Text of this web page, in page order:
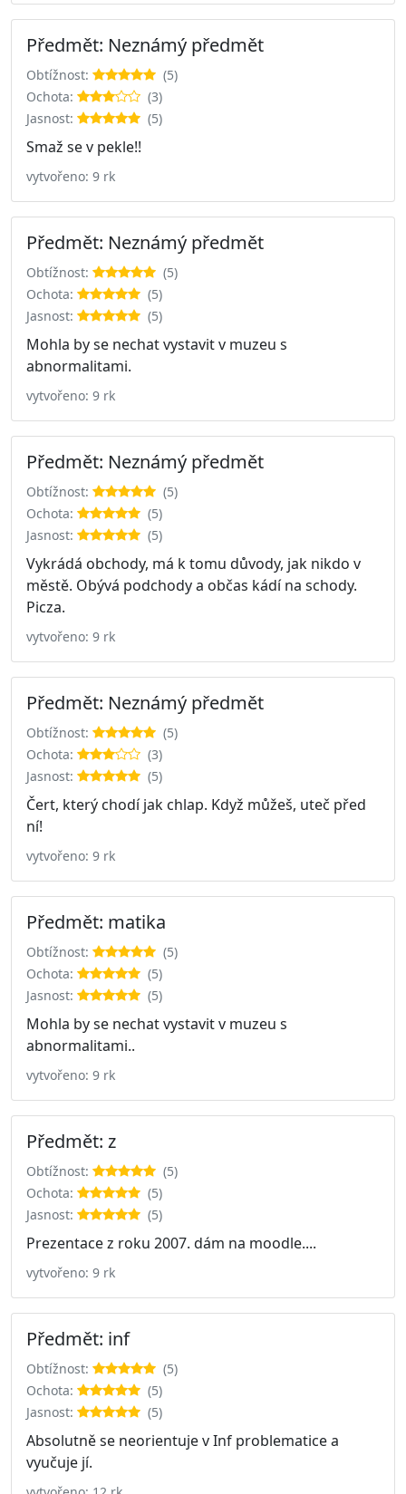
Předmět: Neznámý předmět
Obtížnost:
(5)
Ochota:
(3)
Jasnost:
(5)
Smaž se v pekle!!
vytvořeno: 9 rk
Předmět: Neznámý předmět
Obtížnost:
(5)
Ochota:
(5)
Jasnost:
(5)
Mohla by se nechat vystavit v muzeu s
abnormalitami.
vytvořeno: 9 rk
Předmět: Neznámý předmět
Obtížnost:
(5)
Ochota:
(5)
Jasnost:
(5)
Vykrádá obchody, má k tomu důvody, jak nikdo v
městě. Obývá podchody a občas kádí na schody.
Picza.
vytvořeno: 9 rk
Předmět: Neznámý předmět
Obtížnost:
(5)
Ochota:
(3)
Jasnost:
(5)
Čert, který chodí jak chlap. Když můžeš, uteč před
ní!
vytvořeno: 9 rk
Předmět: matika
Obtížnost:
(5)
Ochota:
(5)
Jasnost:
(5)
Mohla by se nechat vystavit v muzeu s
abnormalitami..
vytvořeno: 9 rk
Předmět: z
Obtížnost:
(5)
Ochota:
(5)
Jasnost:
(5)
Prezentace z roku 2007. dám na moodle....
vytvořeno: 9 rk
Předmět: inf
Obtížnost:
(5)
Ochota:
(5)
Jasnost:
(5)
Absolutně se neorientuje v Inf problematice a
vyučuje jí.